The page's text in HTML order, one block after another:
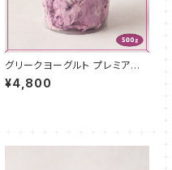
グリークヨーグルト プレミアム
沖縄紅芋 500g
¥4,800